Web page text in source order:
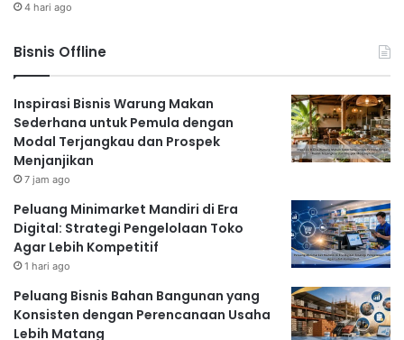
4 hari ago
Bisnis Offline
Inspirasi Bisnis Warung Makan
Sederhana untuk Pemula dengan
Modal Terjangkau dan Prospek
Menjanjikan
7 jam ago
Peluang Minimarket Mandiri di Era
Digital: Strategi Pengelolaan Toko
Agar Lebih Kompetitif
1 hari ago
Peluang Bisnis Bahan Bangunan yang
Konsisten dengan Perencanaan Usaha
Lebih Matang